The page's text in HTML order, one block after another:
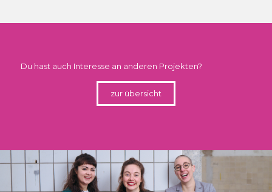
Du hast auch Interesse an anderen Projekten?
zur übersicht